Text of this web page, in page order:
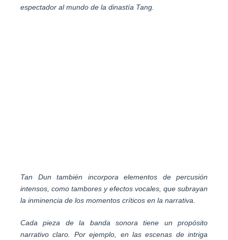
espectador al mundo de la dinastía Tang.
Tan Dun también incorpora elementos de percusión
intensos, como tambores y efectos vocales, que subrayan
la inminencia de los momentos críticos en la narrativa.
Cada pieza de la banda sonora tiene un propósito
narrativo claro. Por ejemplo, en las escenas de intriga